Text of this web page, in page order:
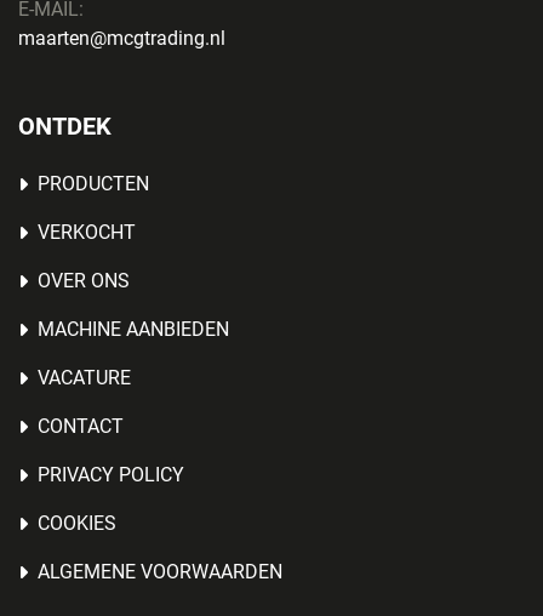
E-MAIL:
maarten@mcgtrading.nl
ONTDEK
PRODUCTEN
VERKOCHT
OVER ONS
MACHINE AANBIEDEN
VACATURE
CONTACT
PRIVACY POLICY
COOKIES
ALGEMENE VOORWAARDEN